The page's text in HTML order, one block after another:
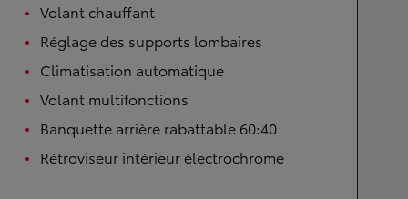
Volant chauffant
Réglage des supports lombaires
Climatisation automatique
Volant multifonctions
Banquette arrière rabattable 60:40
Rétroviseur intérieur électrochrome